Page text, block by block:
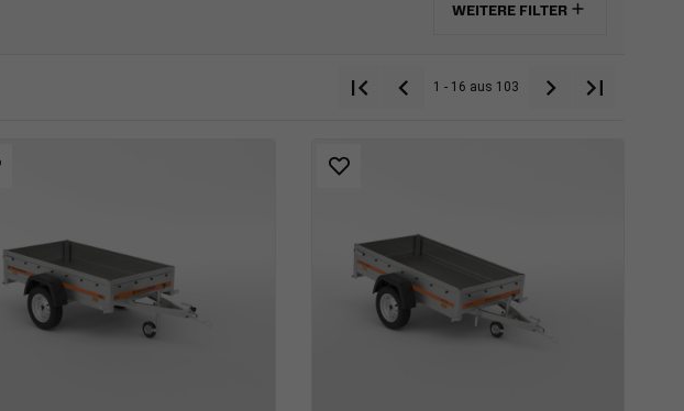
WEITERE FILTER
1 - 16 aus 103